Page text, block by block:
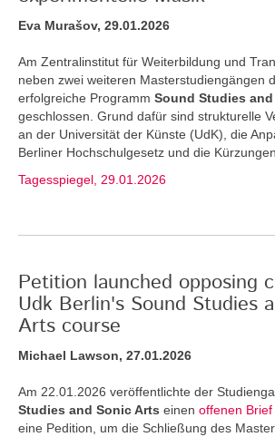
Eva Murašov, 29.01.2026
Am Zentralinstitut für Weiterbildung und
neben zwei weiteren Masterstudiengängen
erfolgreiche Programm Sound Studies
geschlossen. Grund dafür sind strukturelle
an der Universität der Künste (UdK), die
Berliner Hochschulgesetz und die
Tagesspiegel, 29.01.2026
Petition launched opposing
Udk Berlin's Sound Studies
Arts course
Michael Lawson, 27.01.2026
Am 22.01.2026 veröffentlichte der
Studies and Sonic Arts einen offenen Brief
eine Pedition, um die Schließung des